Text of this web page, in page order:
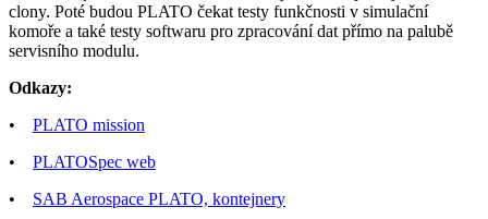
clony. Poté budou PLATO čekat testy funkčnosti v simulační
komoře a také testy softwaru pro zpracování dat přímo na palubě
servisního modulu.
Odkazy:
• PLATO mission
• PLATOSpec web
• SAB Aerospace PLATO, kontejnery